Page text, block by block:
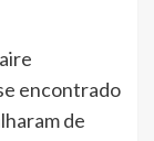
encontrado
de